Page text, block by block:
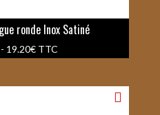
ronde Inox Satiné
19.20€TTC